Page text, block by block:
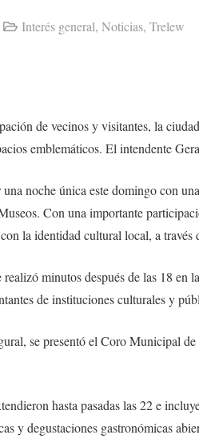
Interés general, Noticias, Trelew
de vecinos y visitantes, la
emblemáticos. El intendente
noche única este domingo con
Con una importante
la identidad cultural local, a
minutos después de las 18
de instituciones culturales y
se presentó el Coro Municipal
hasta pasadas las 22 e
y degustaciones gastronómicas